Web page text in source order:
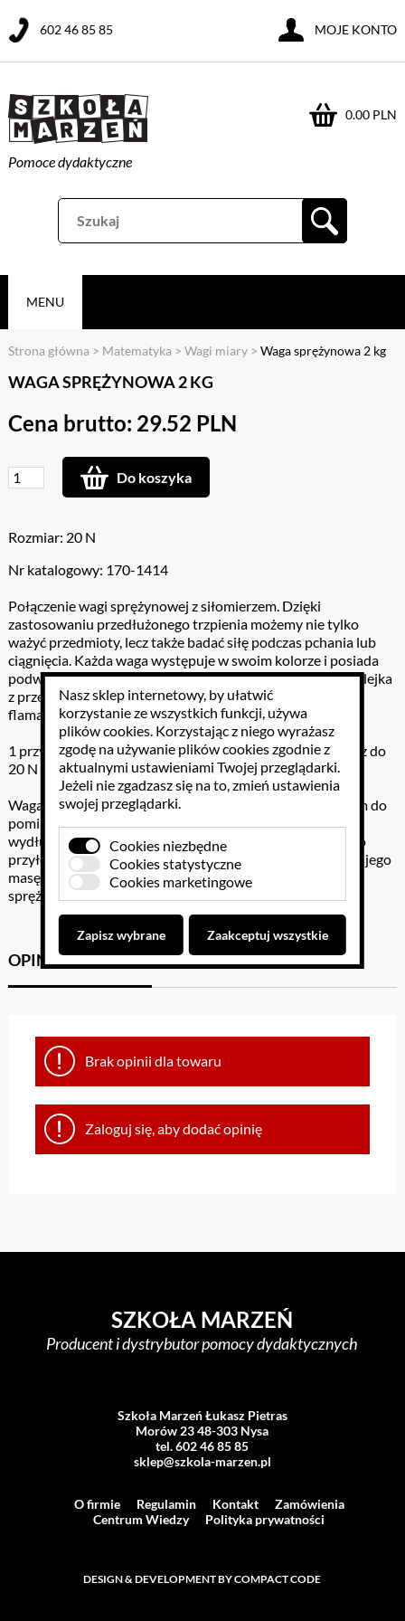
Pomoce dydaktyczne
0.00 PLN
602 46 85 85 MOJE KONTO
MENU
Strona główna > Matematyka > Wagi miary> Waga sprężynowa 2 kg
WAGA SPRĘŻYNOWA 2 KG
Cena brutto: 29.52 PLN
Do koszyka
Rozmiar: 20 N
Nr katalogowy: 170-1414
Połączenie wagi sprężynowej z siłomierzem. Dzięki
zastosowaniu przedłużonego trzpienia możemy nie tylko
ważyć przedmioty, lecz także badać siłę podczas pchania lub
ciągnięcia. Każda waga występuje w swoim kolorze i posiada
podwójną podziałkę - w gramach i skali Newtona. Duża tulejka
z przezroczystego tworzywa umożliwia pisanie po niej
flamastrem suchościeralnym.
1 przyrząd czerwony: waga sprężynowa do 2 kg - siłomierz do
20 N
Waga sprężynowa jest przyrządem pomiarowym służącym do
pomiatru ciężaru. Jej działanie opiera się na zjawisku
wydłużenia sprężyny, które jest wprost proporcjonalne do
przyłożonej siły. Waga sprężynowa waży ciężar ciała, a nie jego
masę. Zakres pomiarowy oraz dokładność pomiaru wagi
sprężynowej zależą od charakterystyki sprężynki.
OPINIE KLIENTÓW GPSR
Brak opinii dla towaru
Zaloguj się, aby dodać opinię
SZKOŁA MARZEŃ
Producent i dystrybutor pomocy dydaktycznych
Szkoła Marzeń Łukasz Pietras
Morów 23 48-303 Nysa
tel. 602 46 85 85
sklep@szkola-marzen.pl
O firmie Regulamin Kontakt
Zamówienia
Centrum Wiedzy
Polityka prywatności
DESIGN & DEVELOPMENT BY COMPACT CODE
Nasz sklep internetowy, by ułatwić
korzystanie ze wszystkich funkcji, używa
plików cookies. Korzystając z niego wyrażasz
zgodę na używanie plików cookies zgodnie z
aktualnymi ustawieniami Twojej przeglądarki.
Jeżeli nie zgadzasz się na to, zmień ustawienia
swojej przeglądarki.
Cookies niezbędne
Cookies statystyczne
Cookies marketingowe
Zapisz wybrane Zaakceptuj wszystkie